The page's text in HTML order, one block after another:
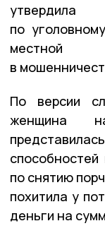
утвердила
по
местной
в
По версии
женщина
по снятию
похитила у
деньги на